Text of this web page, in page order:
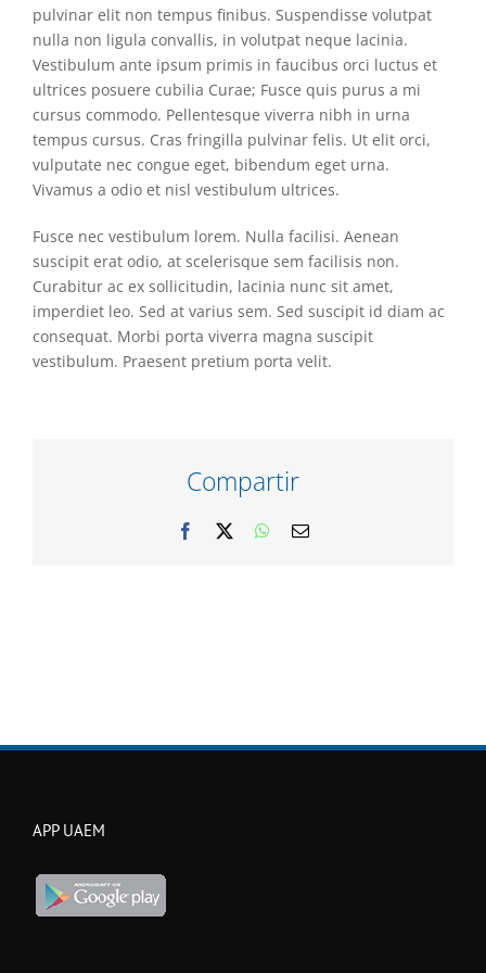
pulvinar elit non tempus finibus. Suspendisse volutpat
nulla non ligula convallis, in volutpat neque lacinia.
Vestibulum ante ipsum primis in faucibus orci luctus et
ultrices posuere cubilia Curae; Fusce quis purus a mi
cursus commodo. Pellentesque viverra nibh in urna
tempus cursus. Cras fringilla pulvinar felis. Ut elit orci,
vulputate nec congue eget, bibendum eget urna.
Vivamus a odio et nisl vestibulum ultrices.
Fusce nec vestibulum lorem. Nulla facilisi. Aenean
suscipit erat odio, at scelerisque sem facilisis non.
Curabitur ac ex sollicitudin, lacinia nunc sit amet,
imperdiet leo. Sed at varius sem. Sed suscipit id diam ac
consequat. Morbi porta viverra magna suscipit
vestibulum. Praesent pretium porta velit.
Compartir
Facebook WhatsApp
Correo
APP UAEM